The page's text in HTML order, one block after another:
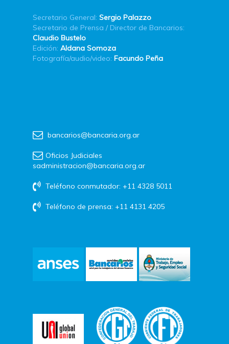
Secretario General: Sergio Palazzo
Secretario de Prensa / Director de Bancarios:
Claudio Bustelo
Edición: Aldana Somoza
Fotografía/audio/video: Facundo Peña
bancarios@bancaria.org.ar
Oficios Judiciales
sadministracion@bancaria.org.ar
Teléfono conmutador: +11 4328 5011
Teléfono de prensa: +11 4131 4205